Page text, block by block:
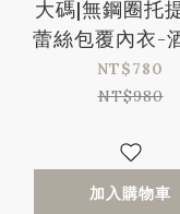
大碼|無鋼圈托
蕾絲包覆內衣-
NT$780
NT$980
加入購物車